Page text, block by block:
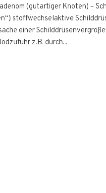
(gutartiger Knoten) –
stoffwechselaktive
einer
z.B. durch...